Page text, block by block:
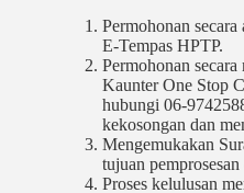
Permohonan
E-Tempas HPTP.
Permohonan
Kaunter One Stop
hubungi 06-
kekosongan dan
Mengemukakan
tujuan
Proses kelulusan